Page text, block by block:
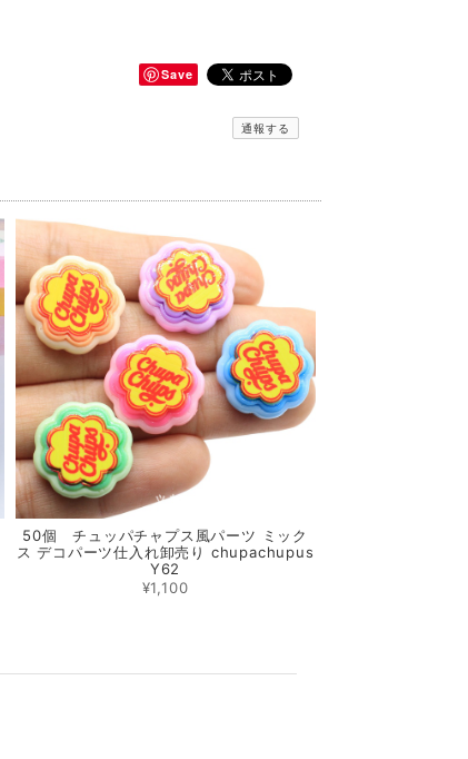
Save
通報する
50個 チュッパチャプス風パーツ ミック
ス デコパーツ仕入れ卸売り chupachupus
Y62
¥1,100